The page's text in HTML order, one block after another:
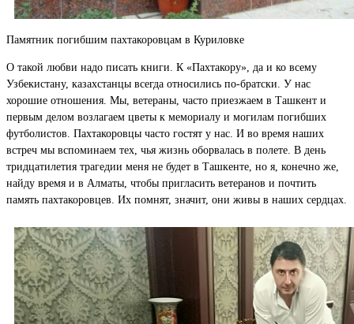
Памятник погибшим пахтакоровцам в Куриловке
О такой любви надо писать книги. К «Пахтакору», да и ко всему
Узбекистану, казахстанцы всегда относились по-братски. У нас
хорошие отношения. Мы, ветераны, часто приезжаем в Ташкент и
первым делом возлагаем цветы к мемориалу и могилам погибших
футболистов. Пахтакоровцы часто гостят у нас. И во время наших
встреч мы вспоминаем тех, чья жизнь оборвалась в полете. В день
тридцатилетия трагедии меня не будет в Ташкенте, но я, конечно же,
найду время и в Алматы, чтобы пригласить ветеранов и почтить
память пахтакоровцев. Их помнят, значит, они живы в наших сердцах.